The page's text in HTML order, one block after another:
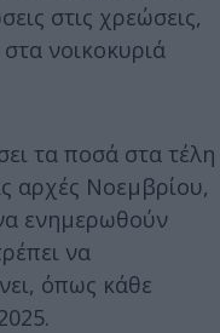
στις χρεώσεις,
νοικοκυριά
τα ποσά στα τέλη
αρχές Νοεμβρίου,
ενημερωθούν
να
όπως κάθε